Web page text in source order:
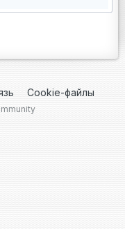
Cookie-файлы